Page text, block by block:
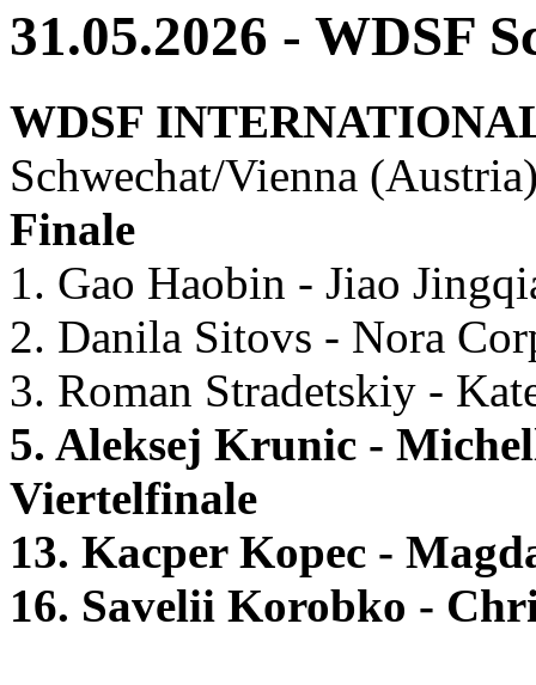
31.05.2026 - WDSF
WDSF
Schwechat/Vienna
Finale
1. Gao Haobin - Jiao
2. Danila Sitovs - Nora
3. Roman Stradetskiy -
5. Aleksej Krunic -
Viertelfinale
13. Kacper Kopec -
16. Savelii Korobko -